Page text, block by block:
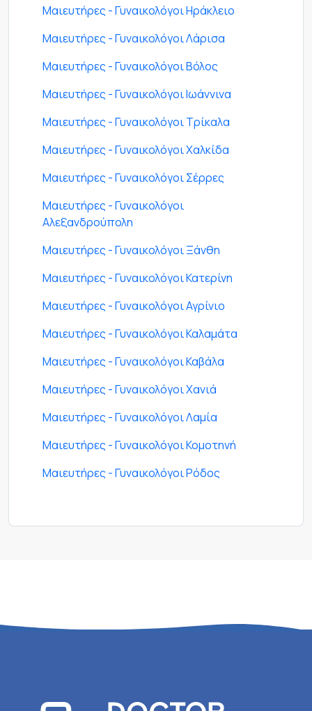
Μαιευτήρες - Γυναικολόγοι Ηράκλειο
Μαιευτήρες - Γυναικολόγοι Λάρισα
Μαιευτήρες - Γυναικολόγοι Βόλος
Μαιευτήρες - Γυναικολόγοι Ιωάννινα
Μαιευτήρες - Γυναικολόγοι Τρίκαλα
Μαιευτήρες - Γυναικολόγοι Χαλκίδα
Μαιευτήρες - Γυναικολόγοι Σέρρες
Μαιευτήρες - Γυναικολόγοι
Αλεξανδρούπολη
Μαιευτήρες - Γυναικολόγοι Ξάνθη
Μαιευτήρες - Γυναικολόγοι Κατερίνη
Μαιευτήρες - Γυναικολόγοι Αγρίνιο
Μαιευτήρες - Γυναικολόγοι Καλαμάτα
Μαιευτήρες - Γυναικολόγοι Καβάλα
Μαιευτήρες - Γυναικολόγοι Χανιά
Μαιευτήρες - Γυναικολόγοι Λαμία
Μαιευτήρες - Γυναικολόγοι Κομοτηνή
Μαιευτήρες - Γυναικολόγοι Ρόδος